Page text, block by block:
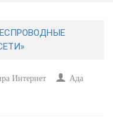
Интернет
Ада